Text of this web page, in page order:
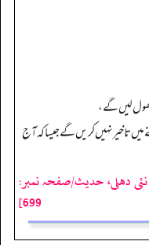
لیں گے،
تاخیر نہیں کریں گے جیسا کہ آج
دهلى، حدیث/صفحہ نمبر:
699]